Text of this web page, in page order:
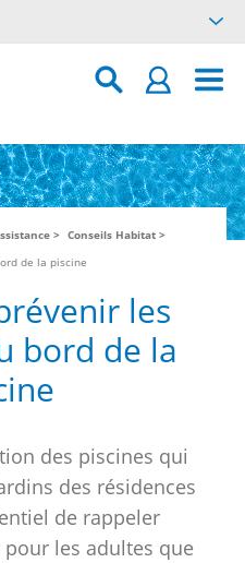
Conseils Habitat
de la piscine
les
bord de la
des piscines qui
des résidences
de rappeler
les adultes que